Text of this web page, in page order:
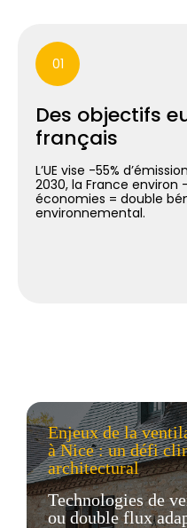
01
Des objectifs
français
L’UE vise -55%
2030, la France environ
économies = double
environnemental.
Enjeux de la
à Nice : un défi
architectural
Technologies de
ou double flux